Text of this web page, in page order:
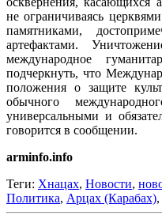
не ограничиваясь
памятниками,
артефактами.
международное
подчеркнуть, что
положения о защите
обычного
универсальными и
говорится в сообщении.
arminfo.info
Теги: Хнацах, Новости,
Политика, Арцах (Карабах),